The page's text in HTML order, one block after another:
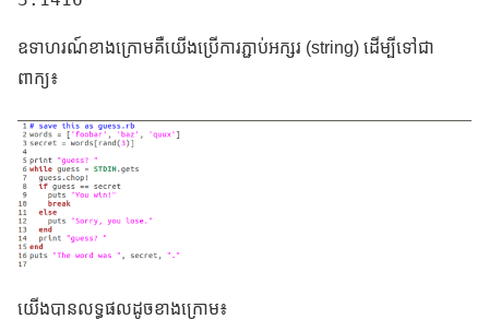
ឧទាហរណ៍ខាងក្រោមគឺយើងប្រើការភ្ជាប់អក្សរ (string) ដើម្បីទៅជា
ពាក្យ៖
យើងបានលទ្ធផលដូចខាងក្រោម៖